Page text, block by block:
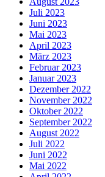
Juli 2023
Juni 2023
Mai 2023
April 2023
März 2023
Februar 2023
Januar 2023
Dezember 2022
November 2022
Oktober 2022
September 2022
August 2022
Juli 2022
Juni 2022
Mai 2022